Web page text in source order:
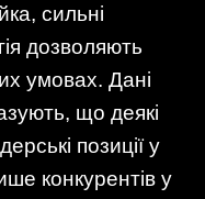
сильні
дозволяють
умовах. Дані
що деякі
позиції у
конкурентів у